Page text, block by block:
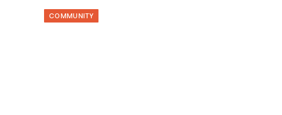
COMMUNITY